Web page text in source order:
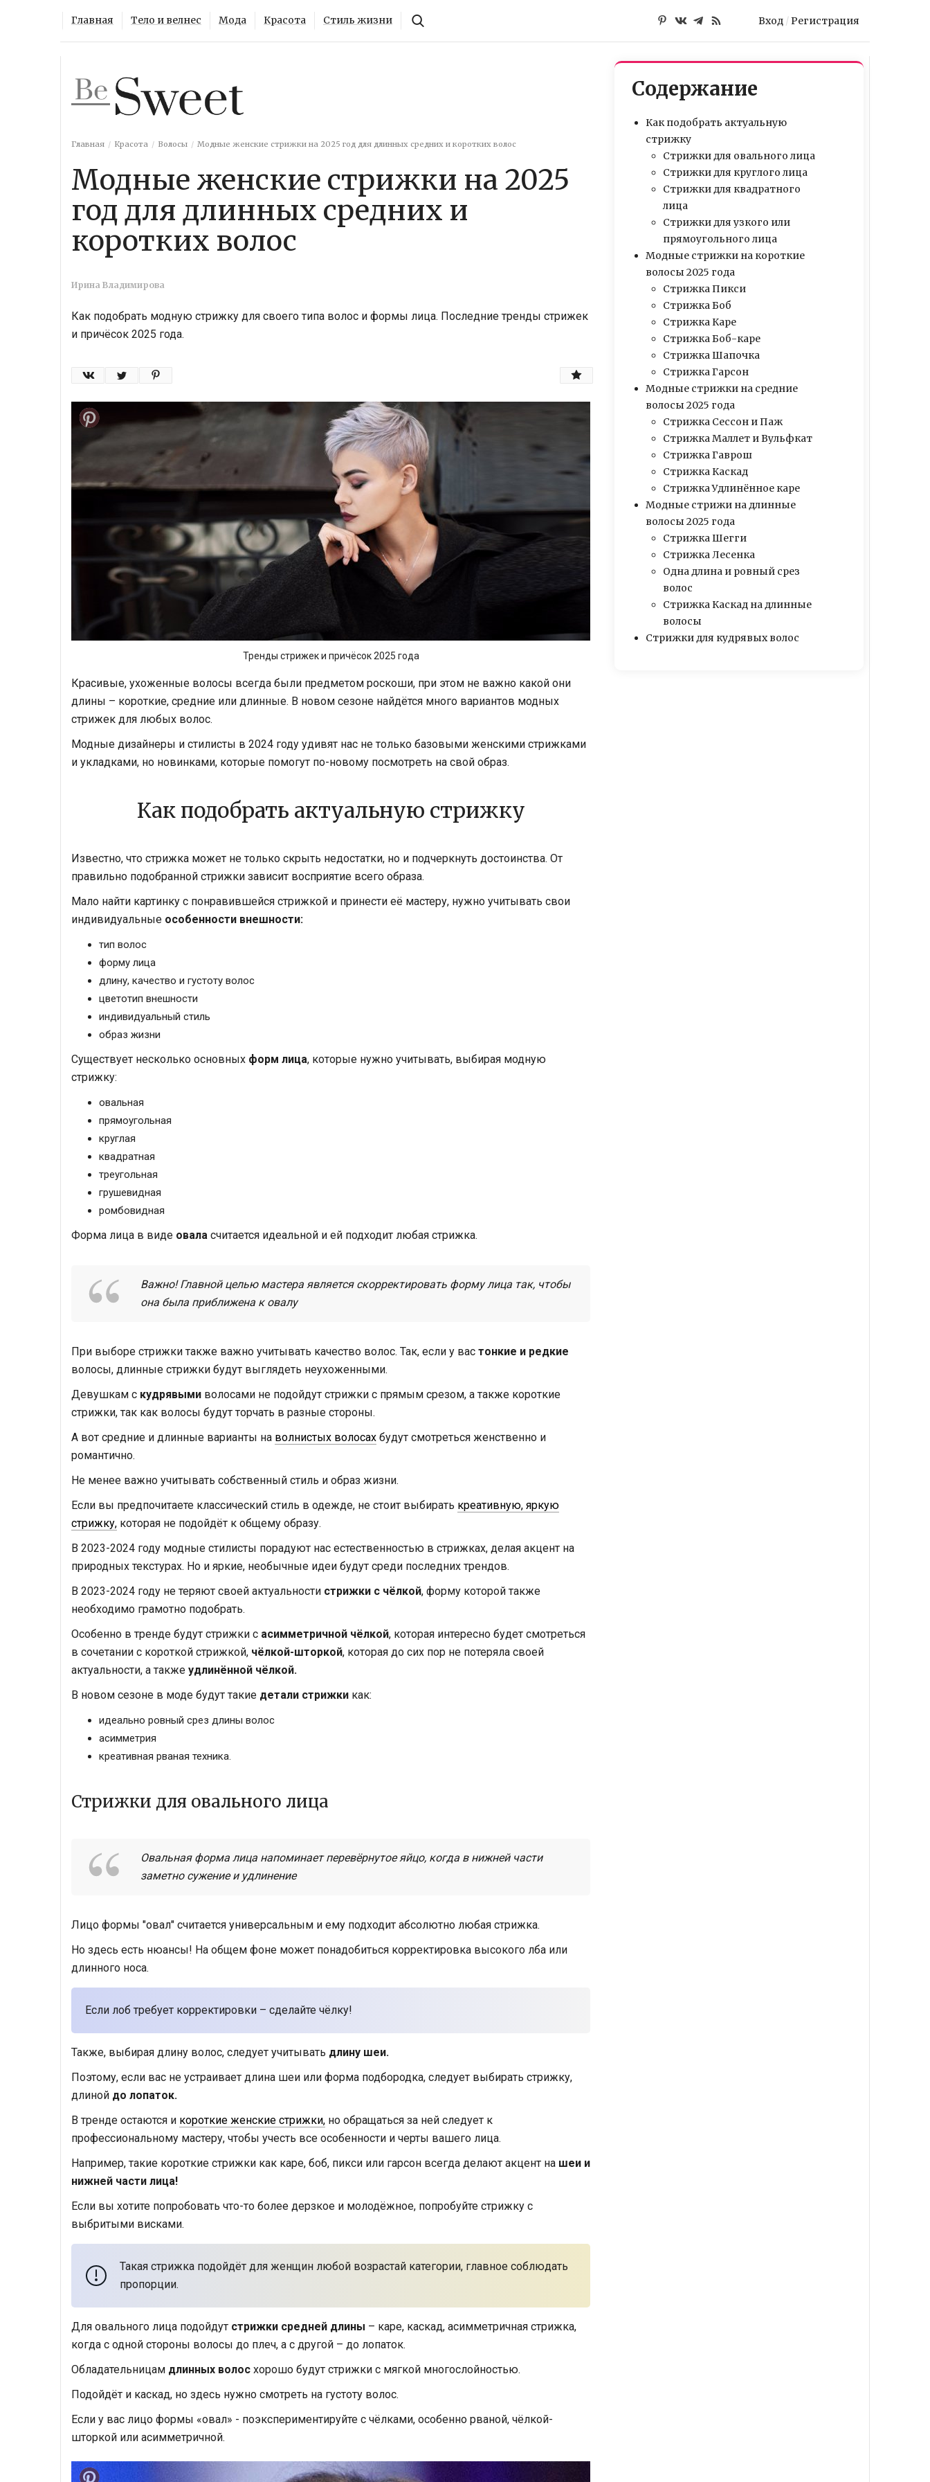
Главная Тело и велнес Мода Красота Стиль жизни Вход /Регистрация
Главная Красота Волосы Модные женские стрижки на 2025 год для длинных средних и коротких волос
Модные женские стрижки на 2025
год для длинных средних и
коротких волос
Ирина Владимирова
Как подобрать модную стрижку для своего типа волос и формы лица. Последние тренды стрижек
и причёсок 2025 года.
Тренды стрижек и причёсок 2025 года
Красивые, ухоженные волосы всегда были предметом роскоши, при этом не важно какой они
длины – короткие, средние или длинные. В новом сезоне найдётся много вариантов модных
стрижек для любых волос.
Модные дизайнеры и стилисты в 2024 году удивят нас не только базовыми женскими стрижками
и укладками, но новинками, которые помогут по-новому посмотреть на свой образ.
Как подобрать актуальную стрижку
Известно, что стрижка может не только скрыть недостатки, но и подчеркнуть достоинства. От
правильно подобранной стрижки зависит восприятие всего образа.
Мало найти картинку с понравившейся стрижкой и принести её мастеру, нужно учитывать свои
индивидуальные особенности внешности:
тип волос
форму лица
длину, качество и густоту волос
цветотип внешности
индивидуальный стиль
образ жизни
Существует несколько основных форм лица, которые нужно учитывать, выбирая модную
стрижку:
овальная
прямоугольная
круглая
квадратная
треугольная
грушевидная
ромбовидная
Форма лица в виде овала считается идеальной и ей подходит любая стрижка.
Важно! Главной целью мастера является скорректировать форму лица так, чтобы
она была приближена к овалу
При выборе стрижки также важно учитывать качество волос. Так, если у вас тонкие и редкие
волосы, длинные стрижки будут выглядеть неухоженными.
Девушкам с кудрявыми волосами не подойдут стрижки с прямым срезом, а также короткие
стрижки, так как волосы будут торчать в разные стороны.
А вот средние и длинные варианты на волнистых волосах будут смотреться женственно и
романтично.
Не менее важно учитывать собственный стиль и образ жизни.
Если вы предпочитаете классический стиль в одежде, не стоит выбирать креативную, яркую
стрижку, которая не подойдёт к общему образу.
В 2023-2024 году модные стилисты порадуют нас естественностью в стрижках, делая акцент на
природных текстурах. Но и яркие, необычные идеи будут среди последних трендов.
В 2023-2024 году не теряют своей актуальности стрижки с чёлкой, форму которой также
необходимо грамотно подобрать.
Особенно в тренде будут стрижки с асимметричной чёлкой, которая интересно будет смотреться
в сочетании с короткой стрижкой, чёлкой-шторкой, которая до сих пор не потеряла своей
актуальности, а также удлинённой чёлкой.
В новом сезоне в моде будут такие детали стрижки как:
идеально ровный срез длины волос
асимметрия
креативная рваная техника.
Стрижки для овального лица
Овальная форма лица напоминает перевёрнутое яйцо, когда в нижней части
заметно сужение и удлинение
Лицо формы "овал" считается универсальным и ему подходит абсолютно любая стрижка.
Но здесь есть нюансы! На общем фоне может понадобиться корректировка высокого лба или
длинного носа.
Если лоб требует корректировки – сделайте чёлку!
Также, выбирая длину волос, следует учитывать длину шеи.
Поэтому, если вас не устраивает длина шеи или форма подбородка, следует выбирать стрижку,
длиной до лопаток.
В тренде остаются и короткие женские стрижки, но обращаться за ней следует к
профессиональному мастеру, чтобы учесть все особенности и черты вашего лица.
Например, такие короткие стрижки как каре, боб, пикси или гарсон всегда делают акцент на шеи и
нижней части лица!
Если вы хотите попробовать что-то более дерзкое и молодёжное, попробуйте стрижку с
выбритыми висками.
Такая стрижка подойдёт для женщин любой возрастай категории, главное соблюдать
пропорции.
Для овального лица подойдут стрижки средней длины – каре, каскад, асимметричная стрижка,
когда с одной стороны волосы до плеч, а с другой – до лопаток.
Обладательницам длинных волос хорошо будут стрижки с мягкой многослойностью.
Подойдёт и каскад, но здесь нужно смотреть на густоту волос.
Если у вас лицо формы «овал» - поэкспериментируйте с чёлками, особенно рваной, чёлкой-
шторкой или асимметричной.
Содержание
Как подобрать актуальную
стрижку
Стрижки для овального лица
Стрижки для круглого лица
Стрижки для квадратного
лица
Стрижки для узкого или
прямоугольного лица
Модные стрижки на короткие
волосы 2025 года
Стрижка Пикси
Стрижка Боб
Стрижка Каре
Стрижка Боб-каре
Стрижка Шапочка
Стрижка Гарсон
Модные стрижки на средние
волосы 2025 года
Стрижка Сессон и Паж
Стрижка Маллет и Вульфкат
Стрижка Гаврош
Стрижка Каскад
Стрижка Удлинённое каре
Модные стрижи на длинные
волосы 2025 года
Стрижка Шегги
Стрижка Лесенка
Одна длина и ровный срез
волос
Стрижка Каскад на длинные
волосы
Стрижки для кудрявых волос